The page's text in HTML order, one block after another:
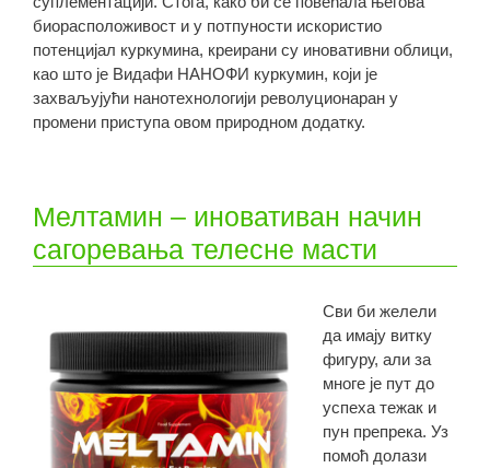
биорасположивост и у потпуности искористио
потенцијал куркумина, креирани су иновативни облици,
као што је Видафи НАНОФИ куркумин, који је
захваљујући нанотехнологији револуционаран у
промени приступа овом природном додатку.
Мелтамин – иновативан начин
сагоревања телесне масти
Сви би желели
да имају витку
фигуру, али за
многе је пут до
успеха тежак и
пун препрека. Уз
помоћ долази